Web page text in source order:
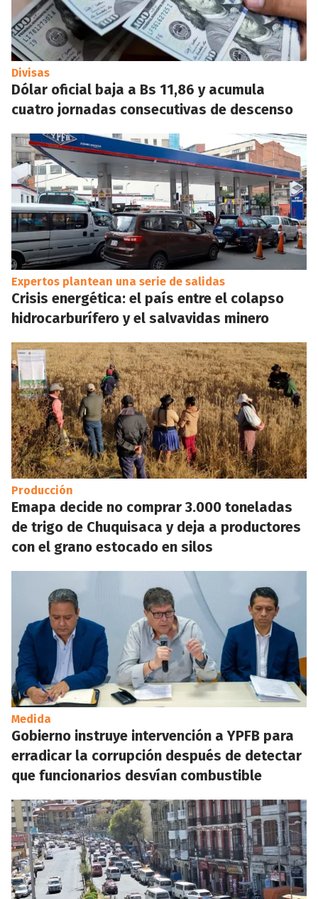
Divisas
Dólar oficial baja a Bs 11,86 y acumula
cuatro jornadas consecutivas de descenso
Expertos plantean una serie de salidas
Crisis energética: el país entre el colapso
hidrocarburífero y el salvavidas minero
Producción
Emapa decide no comprar 3.000 toneladas
de trigo de Chuquisaca y deja a productores
con el grano estocado en silos
Medida
Gobierno instruye intervención a YPFB para
erradicar la corrupción después de detectar
que funcionarios desvían combustible